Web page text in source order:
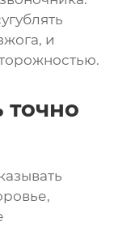
и
точно